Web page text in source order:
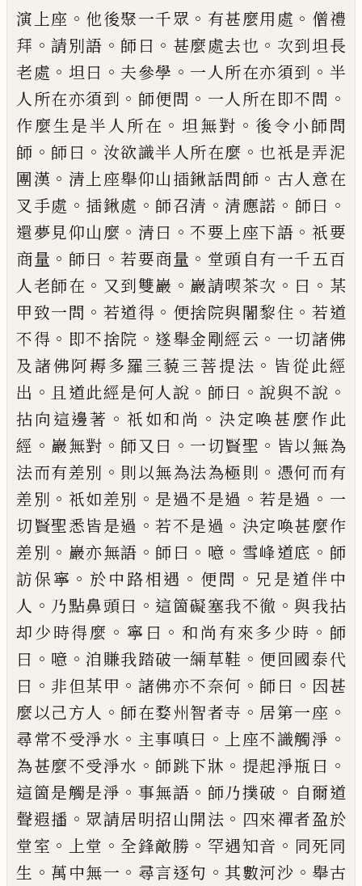
演上座 。 他後聚一千眾 。 有甚麼用處 。 僧禮
拜 。請別語 。 師曰 。 甚麼處去也 。 次到坦長
老處 。 坦曰 。 夫參學 。 一人所在亦須到 。 半
人所在亦須到 。 師便問 。 一人所在即不問 。
作麼生是半人所在 。坦無對 。 後令小師問
師 。 師曰 。 汝欲識半人所在麼 。也祇是弄泥
團漢 。 清上座舉仰山插鍬話問師 。 古人意在
叉手處 。 插鍬處 。 師召清 。 清應諾 。 師曰 。
還夢見仰山麼 。 清曰 。不要上座下語 。 祇要
商量 。 師曰 。若要商量 。 堂頭自有一千五百
人老師在 。 又到雙巖 。 巖請喫茶次 。 曰 。 某
甲致一問 。 若道得 。 便捨院與闍黎住 。若道
不得 。 即不捨院 。 遂舉金剛經云 。 一切諸佛
及諸佛阿耨多羅三藐三菩提法 。 皆從此經
出 。 且道此經是何人說 。 師曰 。說與不說 。
拈向這邊著 。 祇如和尚 。 決定喚甚麼作此
經 。 巖無對 。 師又曰 。 一切賢聖 。 皆以無為
法而有差別 。 則以無為法為極則 。 憑何而有
差別 。 祇如差別 。 是過不是過 。若是過 。 一
切賢聖悉皆是過 。若不是過 。 決定喚甚麼作
差別 。 巖亦無語 。 師曰 。 噫 。 雪峰道底 。 師
訪保寧 。 於中路相遇 。 便問 。 兄是道伴中
人 。 乃點鼻頭曰 。 這箇礙塞我不徹 。與我拈
却少時得麼 。 寧曰 。 和尚有來多少時 。 師
曰 。 噫 。 洎賺我踏破一緉草鞋 。 便回國泰代
曰 。 非但某甲 。 諸佛亦不奈何 。 師曰 。 因甚
麼以己方人 。 師在婺州智者寺 。 居第一座 。
尋常不受淨水 。 主事嗔曰 。 上座不識觸淨 。
為甚麼不受淨水 。 師跳下牀 。 提起淨瓶曰 。
這箇是觸是淨 。 事無語 。 師乃撲破 。 自爾道
聲遐播 。 眾請居明招山開法 。 四來禪者盈於
堂室 。 上堂 。全鋒敵勝 。 罕遇知音 。 同死同
生 。 萬中無一 。 尋言逐句 。其數河沙 。 舉古